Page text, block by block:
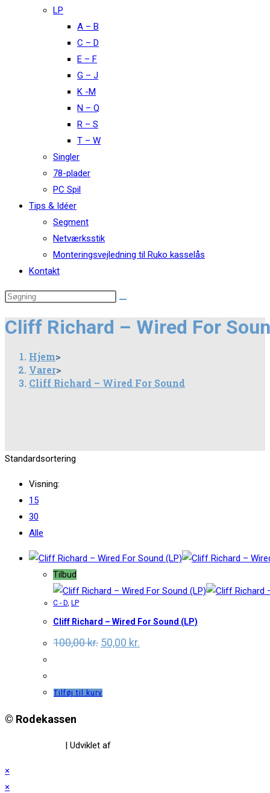
LP
A – B
C – D
E – F
G – J
K -M
N – Q
R – S
T – W
Singler
78-plader
PC Spil
Tips & Idéer
Segment
Netværksstik
Monteringsvejledning til Ruko kasselås
Kontakt
Cliff Richard – Wired For
Hjem>
Varer>
Cliff Richard – Wired For Sound
Standardsortering
Visning:
15
30
Alle
Tilbud
C - D, LP
Cliff Richard – Wired For Sound (LP)
100,00kr. Original
price
50,00 kr.
price
Tilføj til kurv
© Rodekassen
| Udviklet af
×
×